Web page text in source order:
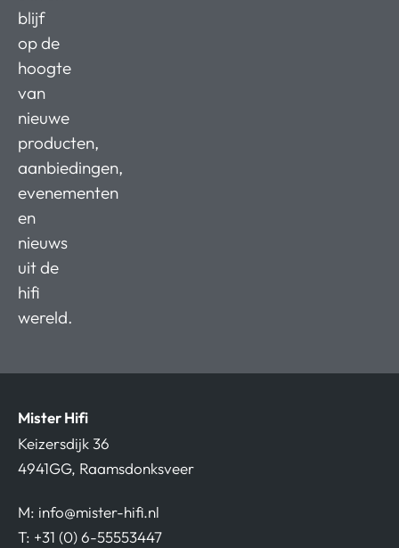
blijf
op de
hoogte
van
nieuwe
producten,
aanbiedingen,
evenementen
en
nieuws
uit de
hifi
wereld.
Mister Hifi
Keizersdijk 36
4941GG, Raamsdonksveer
M: info@mister-hifi.nl
T: +31 (0) 6-55553447